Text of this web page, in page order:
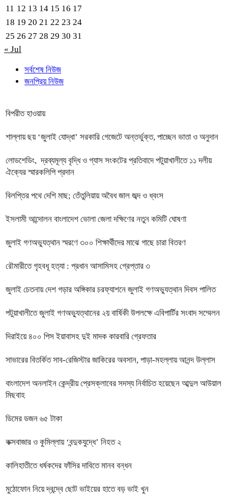
11 12 13 14 15 16 17
18 19 20 21 22 23 24
25 26 27 28 29 30 31
« Jul
সর্বশেষ নিউজ
জনপ্রিয় নিউজ
বিপরীত হাওয়ায়
শাল্লায় ছয় ‘জুলাই যোদ্ধা’ সরকারি গেজেটে অন্তর্ভুক্ত, পাচ্ছেন ভাতা ও অনুদান
লোডশেডিং, দ্রব্যমূল্য বৃদ্ধি ও গ্যাস সংকটের প্রতিবাদে পটুয়াখালীতে ১১ দলীয়
ঐক্যের স্মারকলিপি প্রদান
বিলপ্তির পথে দেশি মাছ; তেঁতুলিয়ায় অবৈধ জাল জব্দ ও ধ্বংস
ইসলামী আন্দোলন বাংলাদেশ ভোলা জেলা দক্ষিণের নতুন কমিটি ঘোষণা
জুলাই গণঅভ্যুত্থান স্মরণে ৩০০ শিক্ষার্থীদের মাঝে গাছে চারা বিতরণ
রৌমারীতে গৃহবধূ হত্যা : প্রধান আসামিসহ গ্রেপ্তার ৩
জুলাই চেতনায় দেশ গড়ার অঙ্গিকার চরফ্যাশনে জুলাই গণঅভ্যুত্থান দিবস পালিত
পটুয়াখালীতে জুলাই গণঅভ্যুত্থানের ২য় বার্ষিকী উপলক্ষে এবিপার্টির সংবাদ সম্মেলন
দিরাইয়ে ৪০০ পিস ইয়াবাসহ দুই মাদক কারবারি গ্রেফতার
সাভারের বিতর্কিত সাব-রেজিস্টার জাকিরের অবসান, পাড়া-মহল্লায় আনন্দ উল্লাস
বাংলাদেশ অনলাইন কেন্দ্রীয় প্রেসক্লাবের সদস্য নির্বাচিত হয়েছেন আব্দুল আউয়াল
মিছবাহ
ডিমের ডজন ৬৫ টাকা
কক্সবাজার ও কুমিল্লায় ‘বন্দুকযুদ্ধে’ নিহত ২
কালিহাতীতে ধর্ষকদের ফাঁসির দাবিতে মানব বন্ধন
মুঠোফোন নিয়ে দ্বন্দ্বে ছোট ভাইয়ের হাতে বড় ভাই খুন